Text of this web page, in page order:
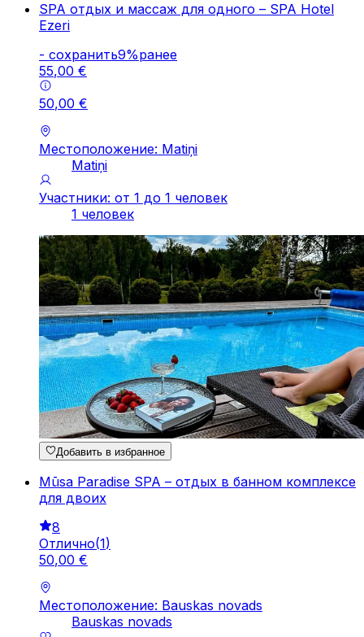
SPA отдых и массаж для одного – SPA Hotel
Ezeri
- cохранить9%ранее
55,00 €
50,00 €
Местоположение: Matiņi
Matiņi
Участники: от 1 до 1 человек
1 человек
Добавить в избранное
Mūsa Paradise SPA – отдых в банном комплексе
для двоих
8
Отлично(1)
50,00 €
Местоположение: Bauskas novads
Bauskas novads